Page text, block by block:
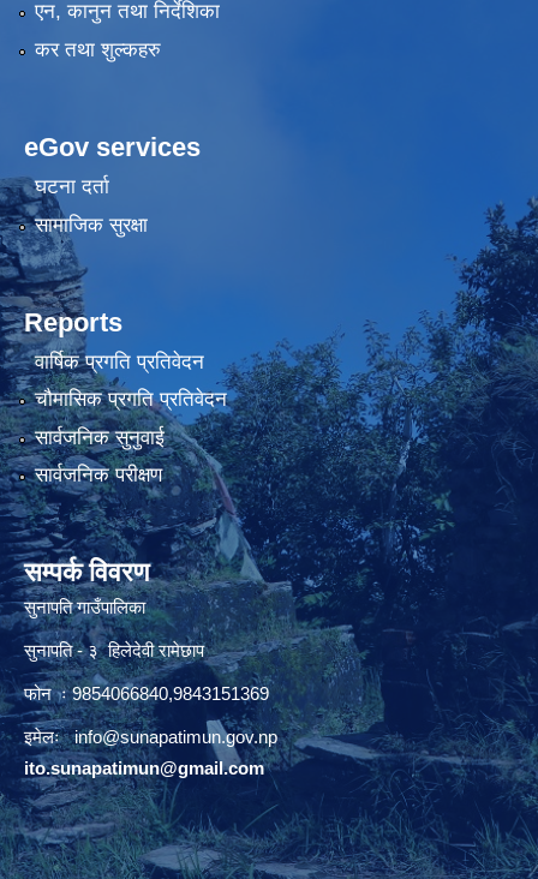
एन, कानुन तथा निर्देशिका
कर तथा शुल्कहरु
eGov services
घटना दर्ता
सामाजिक सुरक्षा
Reports
वार्षिक प्रगति प्रतिवेदन
चौमासिक प्रगति प्रतिवेदन
सार्वजनिक सुनुवाई
सार्वजनिक परीक्षण
सम्पर्क विवरण
सुनापति गाउँपालिका
सुनापति - ३ हिलेदेवी रामेछाप
फोन ः 9854066840,9843151369
इमेलः info@sunapatimun.gov.np
ito.sunapatimun@gmail.com